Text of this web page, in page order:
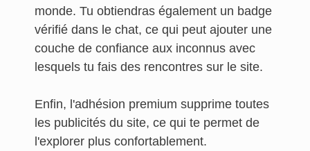
monde. Tu obtiendras également un badge
vérifié dans le chat, ce qui peut ajouter une
couche de confiance aux inconnus avec
lesquels tu fais des rencontres sur le site.
Enfin, l'adhésion premium supprime toutes
les publicités du site, ce qui te permet de
l'explorer plus confortablement.